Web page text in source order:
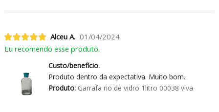
Alceu A. 01/04/2024
Eu recomendo esse produto.
Custo/benefício.
Produto dentro da expectativa. Muito bom.
Produto:Garrafa rio de vidro 1litro 00038 viva